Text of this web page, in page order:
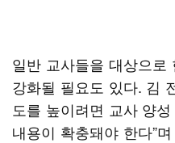
일반 교사들을 대상으로
강화될 필요도 있다. 김
도를 높이려면 교사 양
내용이 확충돼야 한다”